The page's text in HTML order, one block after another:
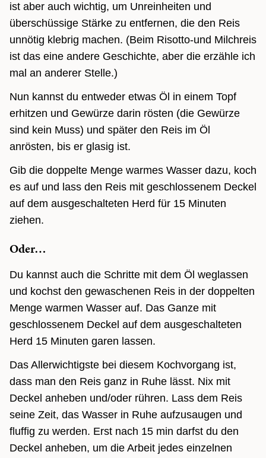
ist aber auch wichtig, um Unreinheiten und
überschüssige Stärke zu entfernen, die den Reis
unnötig klebrig machen. (Beim Risotto-und Milchreis
ist das eine andere Geschichte, aber die erzähle ich
mal an anderer Stelle.)
Nun kannst du entweder etwas Öl in einem Topf
erhitzen und Gewürze darin rösten (die Gewürze
sind kein Muss) und später den Reis im Öl
anrösten, bis er glasig ist.
Gib die doppelte Menge warmes Wasser dazu, koch
es auf und lass den Reis mit geschlossenem Deckel
auf dem ausgeschalteten Herd für 15 Minuten
ziehen.
Oder…
Du kannst auch die Schritte mit dem Öl weglassen
und kochst den gewaschenen Reis in der doppelten
Menge warmen Wasser auf. Das Ganze mit
geschlossenem Deckel auf dem ausgeschalteten
Herd 15 Minuten garen lassen.
Das Allerwichtigste bei diesem Kochvorgang ist,
dass man den Reis ganz in Ruhe lässt. Nix mit
Deckel anheben und/oder rühren. Lass dem Reis
seine Zeit, das Wasser in Ruhe aufzusaugen und
fluffig zu werden. Erst nach 15 min darfst du den
Deckel anheben, um die Arbeit jedes einzelnen